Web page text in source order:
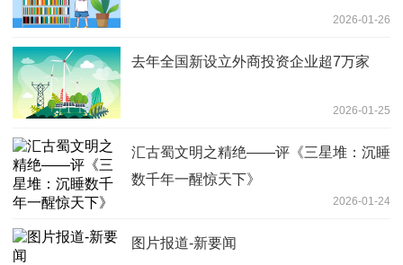
2026-01-26
去年全国新设立外商投资企业超7万家
2026-01-25
汇古蜀文明之精绝——评《三星堆：沉睡
数千年一醒惊天下》
2026-01-24
图片报道-新要闻